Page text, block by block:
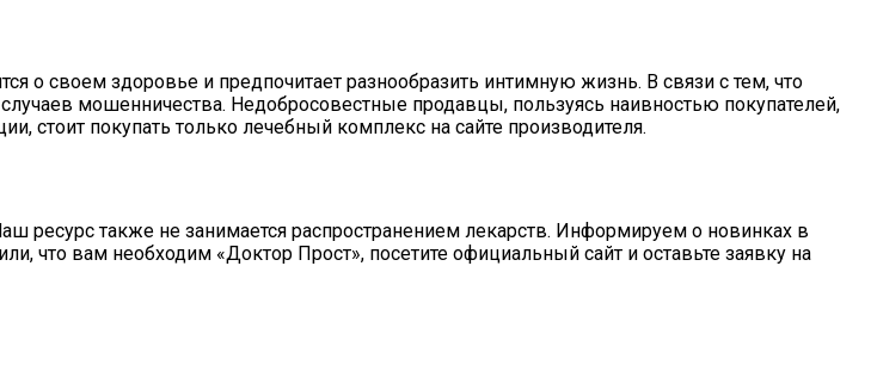
о своем здоровье и предпочитает разнообразить интимную жизнь. В связи с тем, что
мошенничества. Недобросовестные продавцы, пользуясь наивностью покупателей,
стоит покупать только лечебный комплекс на сайте производителя.
ресурс также не занимается распространением лекарств. Информируем о новинках в
что вам необходим «Доктор Прост», посетите официальный сайт и оставьте заявку на